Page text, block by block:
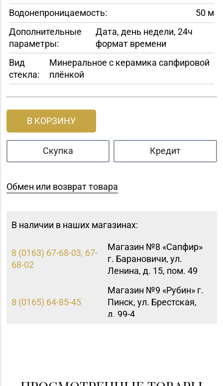
Водонепроницаемость:
50 м
Дополнительные
параметры:
Дата, день недели, 24ч
формат времени
Вид
стекла:
Минеральное с керамика сапфировой
плёнкой
В КОРЗИНУ
Скупка Кредит
Обмен или возврат товара
В наличии в наших магазинах:
8 (0163) 67-68-03, 67-
68-02
Магазин №8 «Сапфир»
г. Барановичи, ул.
Ленина, д. 15, пом. 49
8 (0165) 64-85-45
Магазин №9 «Рубин» г.
Пинск, ул. Брестская,
д. 99-4